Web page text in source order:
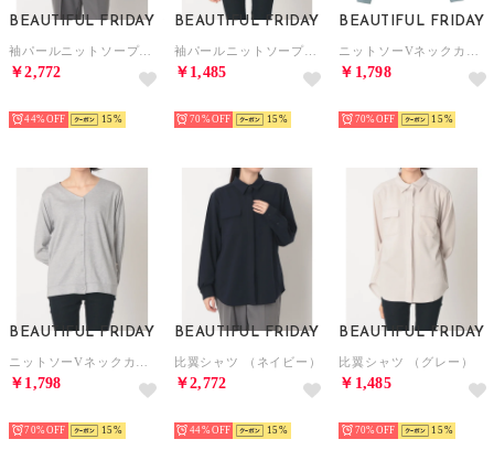
BEAUTIFUL FRIDAY
￥2,772
44% 15
BEAUTIFUL FRIDAY
￥1,485
70% 15
BEAUTIFUL FRIDAY
￥1,798
70% 15
BEAUTIFUL FRIDAY
￥1,798
70% 15
BEAUTIFUL FRIDAY
比翼シャツ （ネイビー）
￥2,772
44% 15
BEAUTIFUL FRIDAY
比翼シャツ （グレー）
￥1,485
70% 15